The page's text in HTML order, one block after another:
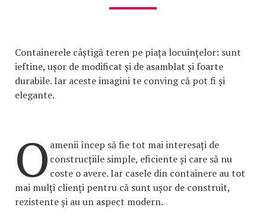
Containerele câștigă teren pe piața locuințelor: sunt
ieftine, ușor de modificat și de asamblat și foarte
durabile. Iar aceste imagini te conving că pot fi și
elegante.
O amenii încep să fie tot mai interesați de
construcțiile simple, eficiente și care să nu
coste o avere. Iar casele din containere au tot
mai mulți clienți pentru că sunt ușor de construit,
rezistente și au un aspect modern.